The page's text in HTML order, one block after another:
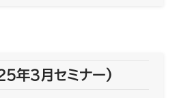
年3月セミナー)